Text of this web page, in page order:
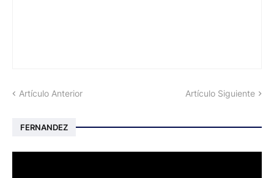
Artículo Anterior Artículo Siguiente
FERNANDEZ